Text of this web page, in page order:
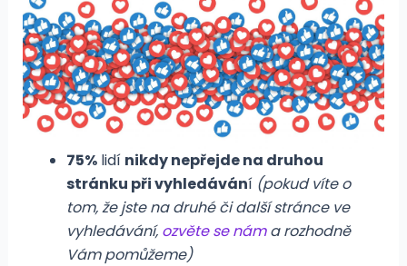
75%lidí nikdy nepřejde na druhou
stránku při vyhledávání (pokud víte o
tom, že jste na druhé či další stránce ve
vyhledávání,ozvěte se náma rozhodně
Vám pomůžeme)